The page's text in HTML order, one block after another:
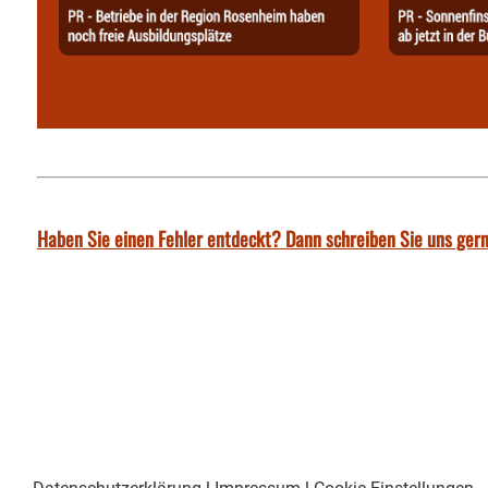
Haben Sie einen Fehler entdeckt? Dann schreiben Sie uns